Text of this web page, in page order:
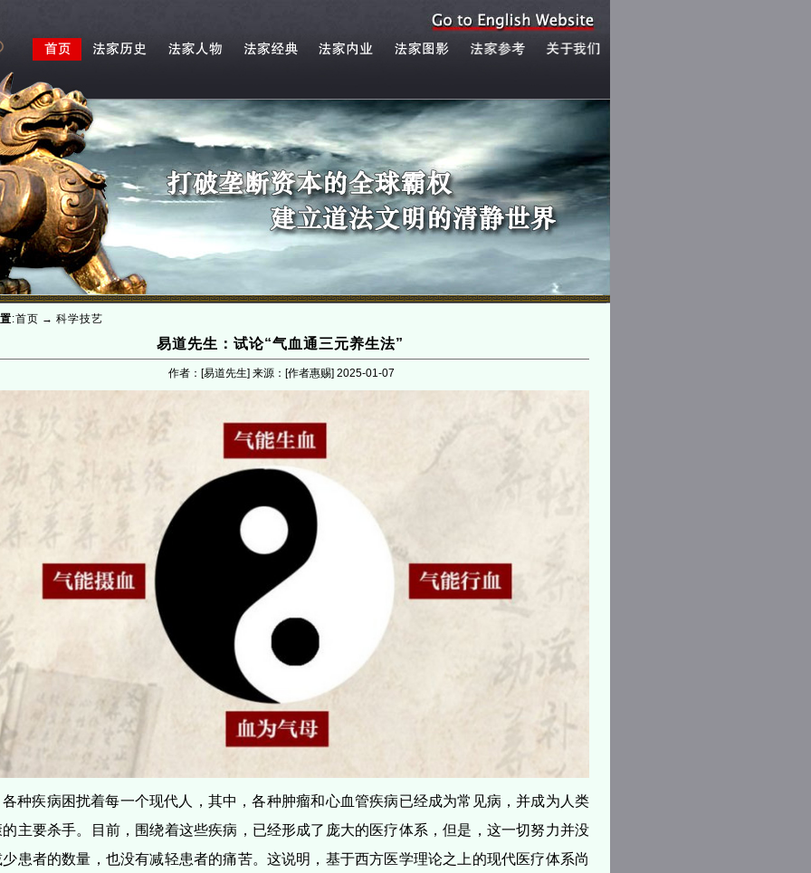
:首页 → 科学技艺
易道先生：试论“气血通三元养生法”
作者：[易道先生] 来源：[作者惠赐] 2025-01-07
各种疾病困扰着每一个现代人，其中，各种肿瘤和心血管疾病已经成为常见病，并成为人类
的主要杀手。目前，围绕着这些疾病，已经形成了庞大的医疗体系，但是，这一切努力并没
少患者的数量，也没有减轻患者的痛苦。这说明，基于西方医学理论之上的现代医疗体系尚